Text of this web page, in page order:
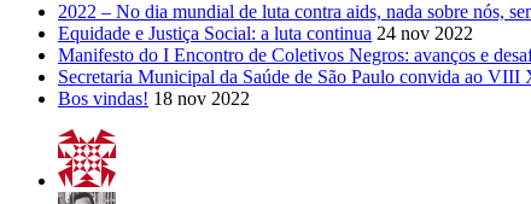
2022 – No dia mundial de luta contra aids, nada sobre nós,
Equidade e Justiça Social: a luta continua 24 nov 2022
Manifesto do I Encontro de Coletivos Negros: avanços e
Secretaria Municipal da Saúde de São Paulo convida ao VIII
Bos vindas! 18 nov 2022